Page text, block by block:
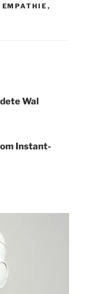
EMPATHIE ,
Wal
Instant-